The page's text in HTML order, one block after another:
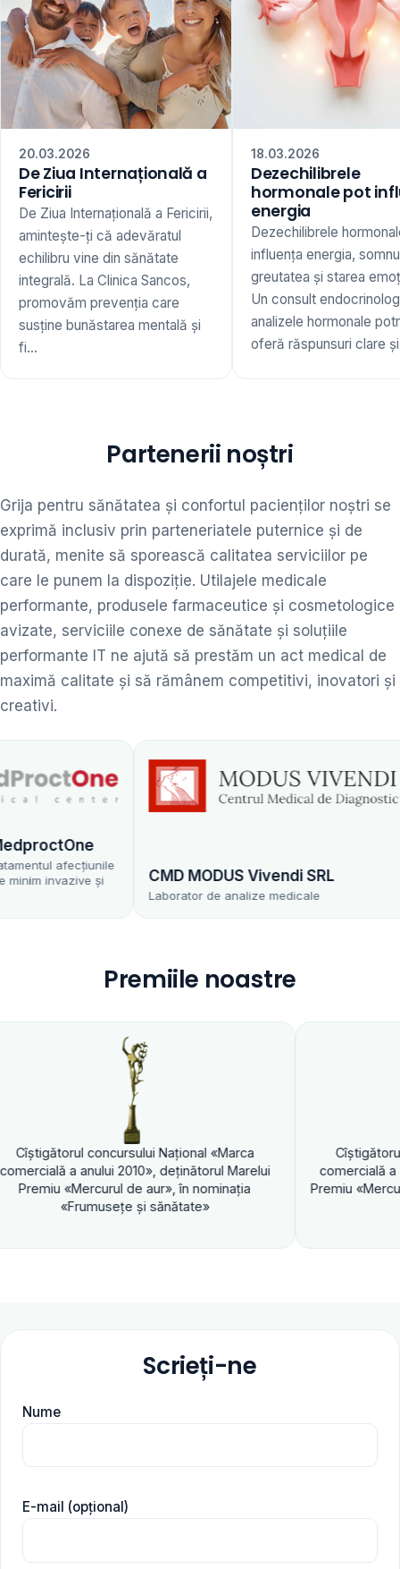
20.03.2026
De Ziua Internațională a
Fericirii
De Ziua Internațională a Fericirii,
amintește-ți că adevăratul
echilibru vine din sănătate
integrală. La Clinica Sancos,
promovăm prevenția care
susține bunăstarea mentală și
fi...
18.03.2026
Dezechilibrele
hormonale pot
energia
Dezechilibrele
influența energia,
greutatea și starea
Un consult
analizele hormonale
oferă răspunsuri clare
Partenerii noștri
Grija pentru sănătatea și confortul pacienților noștri se
exprimă inclusiv prin parteneriatele puternice și de
durată, menite să sporească calitatea serviciilor pe
care le punem la dispoziție. Utilajele medicale
performante, produsele farmaceutice și cosmetologice
avizate, serviciile conexe de sănătate și soluțiile
performante IT ne ajută să prestăm un act medical de
maximă calitate și să rămânem competitivi, inovatori și
creativi.
afecțiunile
invazive și
CMD MODUS Vivendi SRL
Laborator de analize medicale
Premiile noastre
concursului Naţional «Marca
2010», deţinătorul Marelui
de aur», în nominaţia
şi sănătate»
Cîştigătorul
comercială a anului
Premiu «Mercurul de aur»,
Scrieți-ne
Nume
E-mail (opțional)